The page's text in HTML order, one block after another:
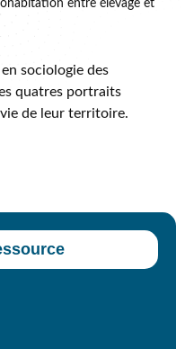
entre élevage et
sociologie des
quatres portraits
vie de leur territoire.